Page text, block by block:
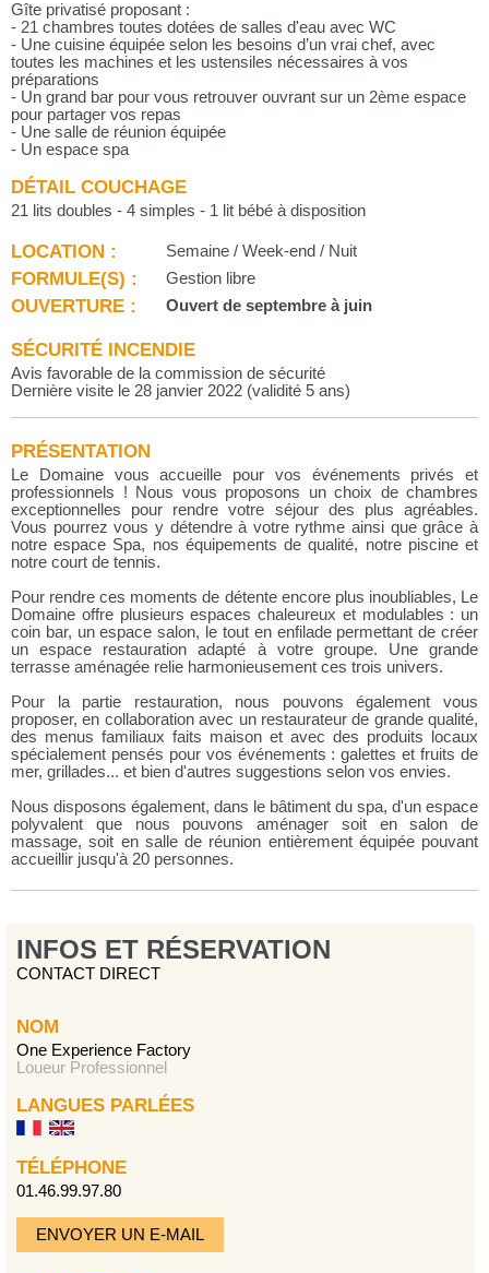
Gîte privatisé proposant :
- 21 chambres toutes dotées de salles d'eau avec WC
- Une cuisine équipée selon les besoins d’un vrai chef, avec
toutes les machines et les ustensiles nécessaires à vos
préparations
- Un grand bar pour vous retrouver ouvrant sur un 2ème espace
pour partager vos repas
- Une salle de réunion équipée
- Un espace spa
DÉTAIL COUCHAGE
21 lits doubles - 4 simples - 1 lit bébé à disposition
LOCATION : Semaine / Week-end / Nuit
FORMULE(S) : Gestion libre
OUVERTURE : Ouvert de septembre à juin
SÉCURITÉ INCENDIE
Avis favorable de la commission de sécurité
Dernière visite le 28 janvier 2022 (validité 5 ans)
PRÉSENTATION
Le Domaine vous accueille pour vos événements privés et
professionnels ! Nous vous proposons un choix de chambres
exceptionnelles pour rendre votre séjour des plus agréables.
Vous pourrez vous y détendre à votre rythme ainsi que grâce à
notre espace Spa, nos équipements de qualité, notre piscine et
notre court de tennis.
Pour rendre ces moments de détente encore plus inoubliables, Le
Domaine offre plusieurs espaces chaleureux et modulables : un
coin bar, un espace salon, le tout en enfilade permettant de créer
un espace restauration adapté à votre groupe. Une grande
terrasse aménagée relie harmonieusement ces trois univers.
Pour la partie restauration, nous pouvons également vous
proposer, en collaboration avec un restaurateur de grande qualité,
des menus familiaux faits maison et avec des produits locaux
spécialement pensés pour vos événements : galettes et fruits de
mer, grillades... et bien d'autres suggestions selon vos envies.
Nous disposons également, dans le bâtiment du spa, d'un espace
polyvalent que nous pouvons aménager soit en salon de
massage, soit en salle de réunion entièrement équipée pouvant
accueillir jusqu'à 20 personnes.
INFOS ET RÉSERVATION
CONTACT DIRECT
NOM
One Experience Factory
Loueur Professionnel
LANGUES PARLÉES
TÉLÉPHONE
01.46.99.97.80
ENVOYER UN E-MAIL